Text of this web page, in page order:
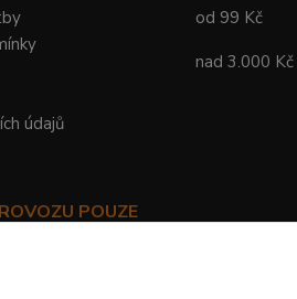
údajů
POUZE
od 99 Kč
nad 3.000 Kč